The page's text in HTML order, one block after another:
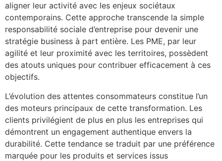
aligner leur activité avec les enjeux sociétaux
contemporains. Cette approche transcende la simple
responsabilité sociale d’entreprise pour devenir une
stratégie business à part entière. Les PME, par leur
agilité et leur proximité avec les territoires, possèdent
des atouts uniques pour contribuer efficacement à ces
objectifs.
L’évolution des attentes consommateurs constitue l’un
des moteurs principaux de cette transformation. Les
clients privilégient de plus en plus les entreprises qui
démontrent un engagement authentique envers la
durabilité. Cette tendance se traduit par une préférence
marquée pour les produits et services issus